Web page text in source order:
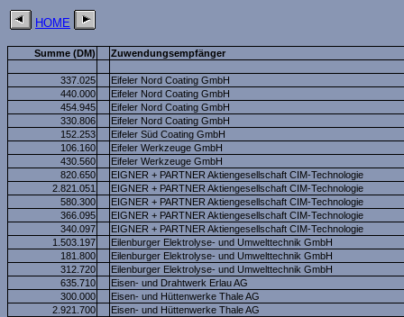
HOME
Summe (DM) Zuwendungsempfänger
337.025
Eifeler Nord Coating GmbH
440.000
Eifeler Nord Coating GmbH
454.945
Eifeler Nord Coating GmbH
330.806
Eifeler Nord Coating GmbH
152.253
Eifeler Süd Coating GmbH
106.160
Eifeler Werkzeuge GmbH
430.560
Eifeler Werkzeuge GmbH
820.650
EIGNER + PARTNER Aktiengesellschaft CIM-Technologie
2.821.051
EIGNER + PARTNER Aktiengesellschaft CIM-Technologie
580.300
EIGNER + PARTNER Aktiengesellschaft CIM-Technologie
366.095
EIGNER + PARTNER Aktiengesellschaft CIM-Technologie
340.097
EIGNER + PARTNER Aktiengesellschaft CIM-Technologie
1.503.197
Eilenburger Elektrolyse- und Umwelttechnik GmbH
181.800
Eilenburger Elektrolyse- und Umwelttechnik GmbH
312.720
Eilenburger Elektrolyse- und Umwelttechnik GmbH
635.710
Eisen- und Drahtwerk Erlau AG
300.000
Eisen- und Hüttenwerke Thale AG
2.921.700
Eisen- und Hüttenwerke Thale AG